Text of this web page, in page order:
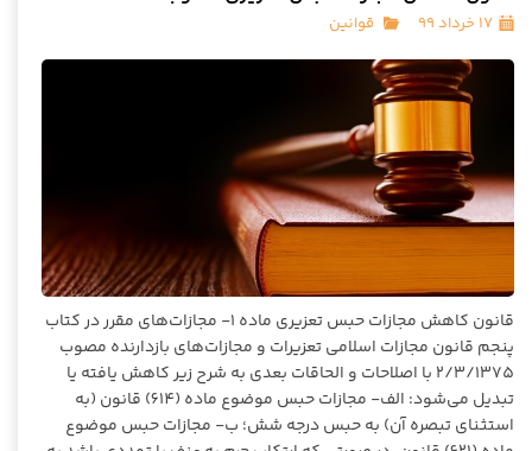
۱۷ خرداد ۹۹ قوانین
قانون کاهش مجازات حبس تعزیری ماده 1- مجازات‌های مقرر در کتاب
پنجم قانون مجازات اسلامی تعزیرات و مجازات‌های بازدارنده مصوب
2/3/1375 با اصلاحات و الحاقات بعدی به شرح زیر کاهش یافته یا
تبدیل می‌شود: الف- مجازات حبس موضوع ماده (614) قانون (به
استثنای تبصره آن) به حبس درجه شش؛ ب- مجازات حبس موضوع